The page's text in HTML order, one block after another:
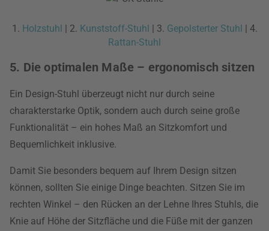
1. Holzstuhl | 2. Kunststoff-Stuhl | 3. Gepolsterter Stuhl | 4.
Rattan-Stuhl
5. Die optimalen Maße – ergonomisch sitzen
Ein Design-Stuhl überzeugt nicht nur durch seine
charakterstarke Optik, sondern auch durch seine große
Funktionalität – ein hohes Maß an Sitzkomfort und
Bequemlichkeit inklusive.
Damit Sie besonders bequem auf Ihrem Design sitzen
können, sollten Sie einige Dinge beachten. Sitzen Sie im
rechten Winkel – den Rücken an der Lehne Ihres Stuhls, die
Knie auf Höhe der Sitzfläche und die Füße mit der ganzen